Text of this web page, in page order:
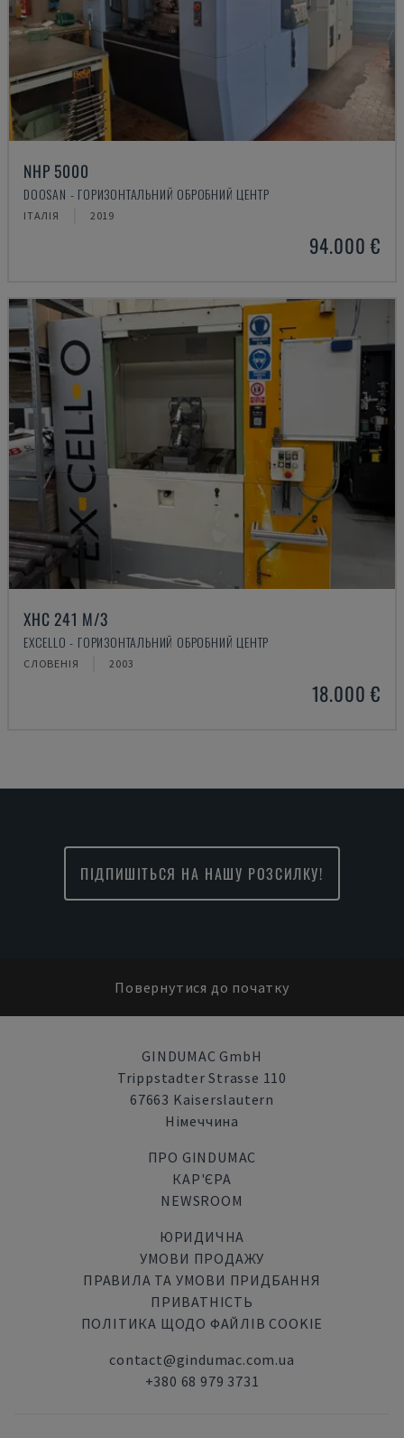
NHP 5000
DOOSAN - ГОРИЗОНТАЛЬНИЙ ОБРОБНИЙ ЦЕНТР
ІТАЛІЯ 2019
94.000 €
XHC 241 M/3
EXCELLO - ГОРИЗОНТАЛЬНИЙ ОБРОБНИЙ ЦЕНТР
СЛОВЕНІЯ 2003
18.000 €
ПІДПИШІТЬСЯ НА НАШУ РОЗСИЛКУ!
Повернутися до початку
GINDUMAC GmbH
Trippstadter Strasse 110
67663 Kaiserslautern
Німеччина
ПРО GINDUMAC
КАР'ЄРА
NEWSROOM
ЮРИДИЧНА
УМОВИ ПРОДАЖУ
ПРАВИЛА ТА УМОВИ ПРИДБАННЯ
ПРИВАТНІСТЬ
ПОЛІТИКА ЩОДО ФАЙЛІВ COOKIE
contact@gindumac.com.ua
+380 68 979 3731